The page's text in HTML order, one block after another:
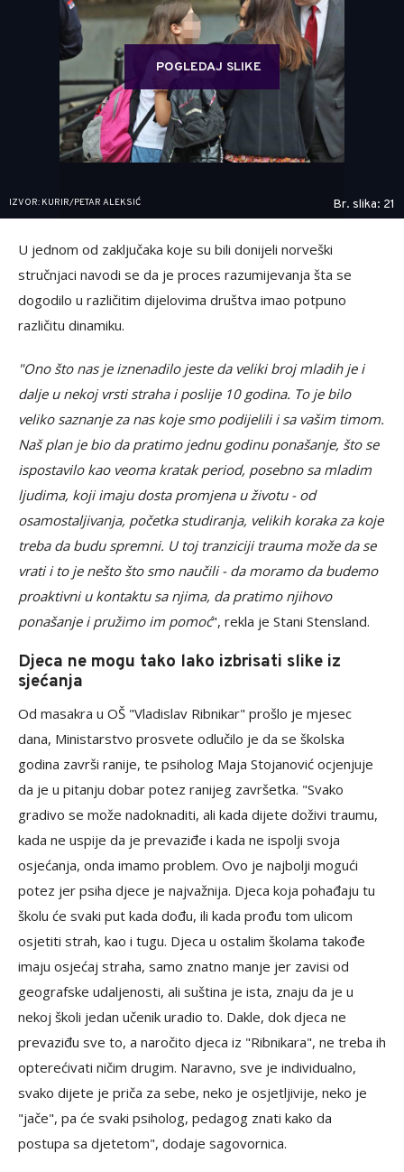
POGLEDAJ SLIKE
IZVOR: KURIR/PETAR ALEKSIĆ Br. slika: 21
U jednom od zaključaka koje su bili donijeli norveški
stručnjaci navodi se da je proces razumijevanja šta se
dogodilo u različitim dijelovima društva imao potpuno
različitu dinamiku.
"Ono što nas je iznenadilo jeste da veliki broj mladih je i
dalje u nekoj vrsti straha i poslije 10 godina. To je bilo
veliko saznanje za nas koje smo podijelili i sa vašim timom.
Naš plan je bio da pratimo jednu godinu ponašanje, što se
ispostavilo kao veoma kratak period, posebno sa mladim
ljudima, koji imaju dosta promjena u životu - od
osamostaljivanja, početka studiranja, velikih koraka za koje
treba da budu spremni. U toj tranziciji trauma može da se
vrati i to je nešto što smo naučili - da moramo da budemo
proaktivni u kontaktu sa njima, da pratimo njihovo
ponašanje i pružimo im pomoć", rekla je Stani Stensland.
Djeca ne mogu tako lako izbrisati slike iz
sjećanja
Od masakra u OŠ "Vladislav Ribnikar" prošlo je mjesec
dana, Ministarstvo prosvete odlučilo je da se školska
godina završi ranije, te psiholog Maja Stojanović ocjenjuje
da je u pitanju dobar potez ranijeg završetka. "Svako
gradivo se može nadoknaditi, ali kada dijete doživi traumu,
kada ne uspije da je prevaziđe i kada ne ispolji svoja
osjećanja, onda imamo problem. Ovo je najbolji mogući
potez jer psiha djece je najvažnija. Djeca koja pohađaju tu
školu će svaki put kada dođu, ili kada prođu tom ulicom
osjetiti strah, kao i tugu. Djeca u ostalim školama takođe
imaju osjećaj straha, samo znatno manje jer zavisi od
geografske udaljenosti, ali suština je ista, znaju da je u
nekoj školi jedan učenik uradio to. Dakle, dok djeca ne
prevaziđu sve to, a naročito djeca iz "Ribnikara", ne treba ih
opterećivati ničim drugim. Naravno, sve je individualno,
svako dijete je priča za sebe, neko je osjetljivije, neko je
"jače", pa će svaki psiholog, pedagog znati kako da
postupa sa djetetom", dodaje sagovornica.